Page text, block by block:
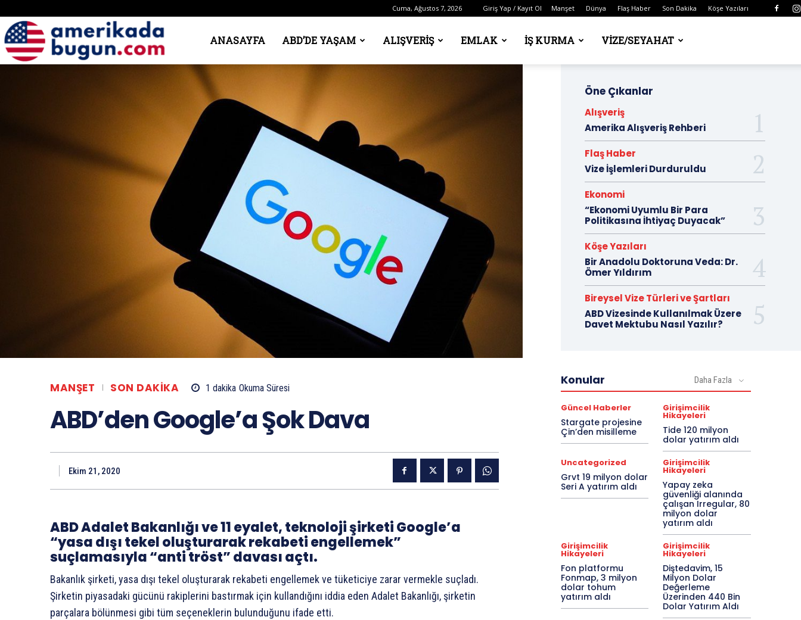
Cuma, Ağustos 7, 2026 Giriş Yap / Kayıt Ol Manşet Dünya Flaş Haber Son Dakika Köşe Yazıları
Amerika’da
Bugün
ANASAYFA ABD’DE YAŞAM ALIŞVERIŞ EMLAK İŞ KURMA VIZE/SEYAHAT
MANŞET SON DAKIKA 1 dakika Okuma Süresi
ABD’den Google’a Şok Dava
Ekim 21, 2020
ABD Adalet Bakanlığı ve 11 eyalet, teknoloji şirketi Google’a
“yasa dışı tekel oluşturarak rekabeti engellemek”
suçlamasıyla “anti tröst” davası açtı.
Bakanlık şirketi, yasa dışı tekel oluşturarak rekabeti engellemek ve tüketiciye zarar vermekle suçladı.
Şirketin piyasadaki gücünü rakiplerini bastırmak için kullandığını iddia eden Adalet Bakanlığı, şirketin
parçalara bölünmesi gibi tüm seçeneklerin bulunduğunu ifade etti.
Öne Çıkanlar
Alışveriş
Amerika Alışveriş Rehberi
Flaş Haber
Vize İşlemleri Durduruldu
Ekonomi
“Ekonomi Uyumlu Bir Para
Politikasına İhtiyaç Duyacak”
Köşe Yazıları
Bir Anadolu Doktoruna Veda: Dr.
Ömer Yıldırım
Bireysel Vize Türleri ve Şartları
ABD Vizesinde Kullanılmak Üzere
Davet Mektubu Nasıl Yazılır?
Konular Daha Fazla
Güncel Haberler
Stargate projesine
Çin’den misilleme
Girişimcilik
Hikayeleri
Tide 120 milyon
dolar yatırım aldı
Uncategorized
Grvt 19 milyon dolar
Seri A yatırım aldı
Girişimcilik
Hikayeleri
Yapay zeka
güvenliği alanında
çalışan Irregular, 80
milyon dolar
yatırım aldı
Girişimcilik
Hikayeleri
Fon platformu
Fonmap, 3 milyon
dolar tohum
yatırım aldı
Girişimcilik
Hikayeleri
Diştedavim, 15
Milyon Dolar
Değerleme
Üzerinden 440 Bin
Dolar Yatırım Aldı